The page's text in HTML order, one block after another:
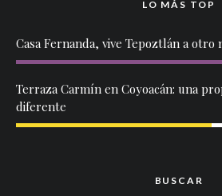
LO MÁS TOP
Casa Fernanda, vive Tepoztlán a otro
Terraza Carmín en Coyoacán: una
diferente
BUSCAR